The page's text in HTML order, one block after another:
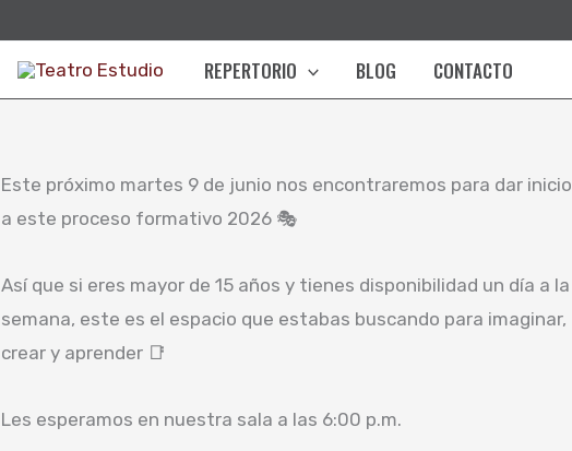
REPERTORIO BLOG CONTACTO
Este próximo martes 9 de junio nos encontraremos para dar inicio
a este proceso formativo 2026 🎭
Así que si eres mayor de 15 años y tienes disponibilidad un día a la
semana, este es el espacio que estabas buscando para imaginar,
crear y aprender 📑
Les esperamos en nuestra sala a las 6:00 p.m.